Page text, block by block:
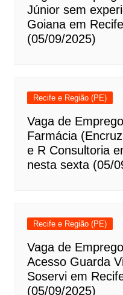
Júnior sem
Goiana em
(05/09/2025)
Recife e Região (PE)
Vaga de
Farmácia
e R Consultoria
nesta sexta (05/
Recife e Região (PE)
Vaga de
Acesso Guarda
Soservi em
(05/09/2025)